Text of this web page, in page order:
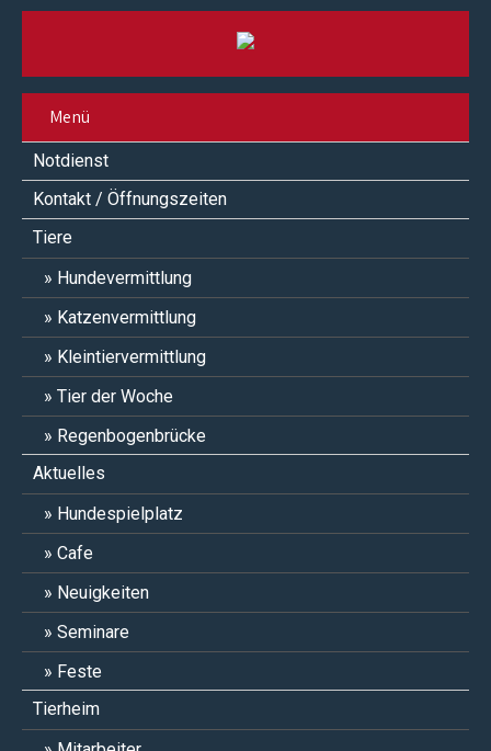
Menü
Notdienst
Kontakt / Öffnungszeiten
Tiere
Hundevermittlung
Katzenvermittlung
Kleintiervermittlung
Tier der Woche
Regenbogenbrücke
Aktuelles
Hundespielplatz
Cafe
Neuigkeiten
Seminare
Feste
Tierheim